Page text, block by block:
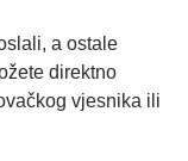
a ostale
direktno
vjesnika ili